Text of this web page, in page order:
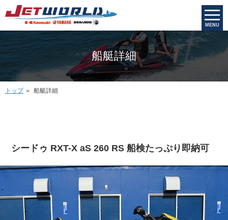
MENU
船艇詳細
トップ 船艇詳細
シードゥ RXT-X aS 260 RS 船検たっぷり即納可